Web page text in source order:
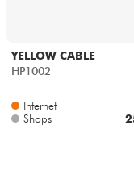
YELLOW CABLE
HP1002
Internet
Shops